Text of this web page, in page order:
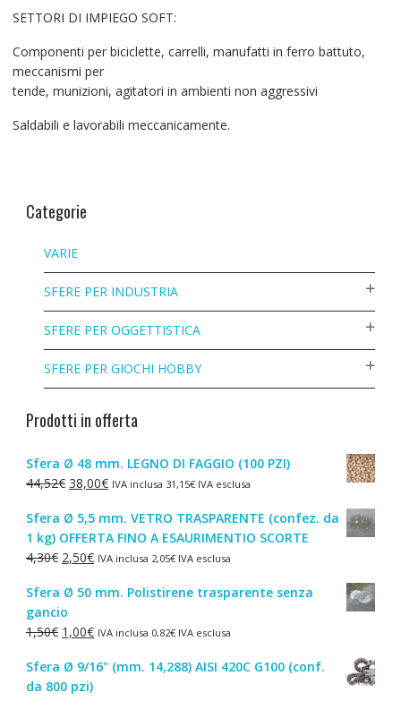
SETTORI DI IMPIEGO SOFT:
Componenti per biciclette, carrelli, manufatti in ferro battuto,
meccanismi per
tende, munizioni, agitatori in ambienti non aggressivi
Saldabili e lavorabili meccanicamente.
Categorie
VARIE
SFERE PER INDUSTRIA
SFERE PER OGGETTISTICA
SFERE PER GIOCHI HOBBY
Prodotti in offerta
Sfera Ø 48 mm. LEGNO DI FAGGIO (100 PZI)
44,52€ Il
originale
era:
44,52€.
38,00€Il
attuale
è:
38,00€.
IVA inclusa 31,15€IVA esclusa
Sfera Ø 5,5 mm. VETRO TRASPARENTE (confez. da
1 kg) OFFERTA FINO A ESAURIMENTIO SCORTE
4,30€ Il
originale
era:
4,30€.
2,50€Il
attuale
2,50€.
IVA inclusa 2,05€IVA esclusa
Sfera Ø 50 mm. Polistirene trasparente senza
gancio
1,50€ Il
originale
era:
1,00€Il
attuale
è:
IVA inclusa 0,82€IVA esclusa
Sfera Ø 9/16" (mm. 14,288) AISI 420C G100 (conf.
da 800 pzi)